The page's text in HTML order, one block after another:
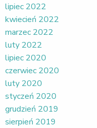
lipiec 2022
kwiecień 2022
marzec 2022
luty 2022
lipiec 2020
czerwiec 2020
luty 2020
styczeń 2020
grudzień 2019
sierpień 2019